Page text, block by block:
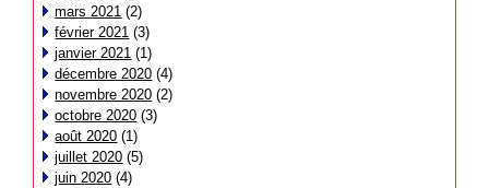
mars 2021 (2)
février 2021 (3)
janvier 2021 (1)
décembre 2020 (4)
novembre 2020 (2)
octobre 2020 (3)
août 2020 (1)
juillet 2020 (5)
juin 2020 (4)